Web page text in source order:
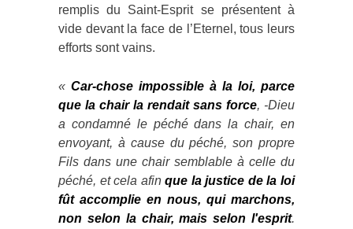
remplis du Saint-Esprit se présentent à
vide devant la face de l’Eternel, tous leurs
efforts sont vains.
« Car-chose impossible à la loi, parce
que la chair la rendait sans force, -Dieu
a condamné le péché dans la chair, en
envoyant, à cause du péché, son propre
Fils dans une chair semblable à celle du
péché, et cela afinque la justice de la loi
fût accomplie en nous, qui marchons,
non selon la chair, mais selon l'esprit.